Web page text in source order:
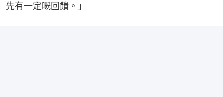
先有一定嘅回饋。」